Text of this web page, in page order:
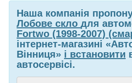
Наша компанія
Лобове скло для
Fortwo (1998-2007)
інтернет-магазині
Вінниця» і встановити
автосервісі.